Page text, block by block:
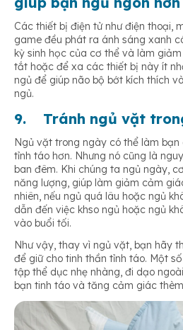
Các thiết bị điện tử như điện thoại,
game đều phát ra ánh sáng xanh
kỳ sinh học của cơ thể và làm
tắt hoặc để xa các thiết bị này ít
ngủ để giúp não bộ bớt kích thích
ngủ.
9. Tránh ngủ vặt
Ngủ vặt trong ngày có thể làm
tỉnh táo hơn. Nhưng nó cũng là
ban đêm. Khi chúng ta ngủ ngày,
năng lượng, giúp làm giảm cảm
nhiên, nếu ngủ quá lâu hoặc ngủ
dẫn đến việc khso ngủ hoặc ngủ
vào buổi tối.
Như vậy, thay vì ngủ vặt, bạn hãy
để giữ cho tinh thần tỉnh táo. Một
tập thể dục nhẹ nhàng, đi dạo
bạn tinh táo và tăng cảm giác